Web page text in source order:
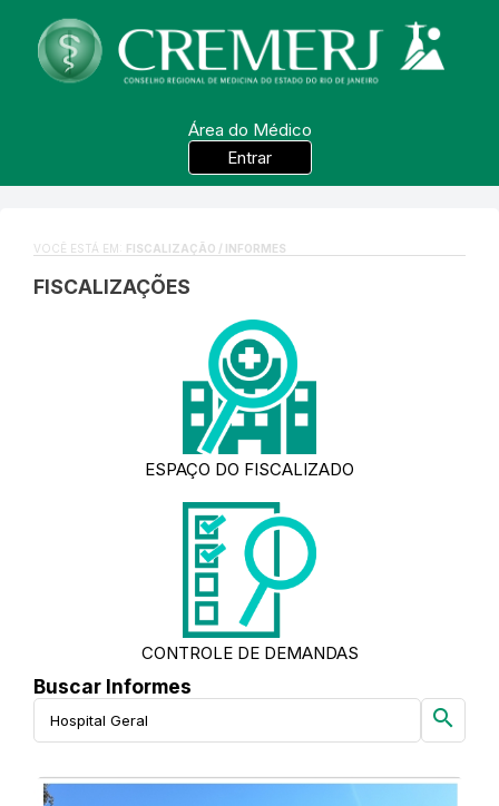
Área do Médico
Entrar
VOCÊ ESTÁ EM: FISCALIZAÇÃO / INFORMES
FISCALIZAÇÕES
ESPAÇO DO FISCALIZADO
CONTROLE DE DEMANDAS
Buscar Informes
search